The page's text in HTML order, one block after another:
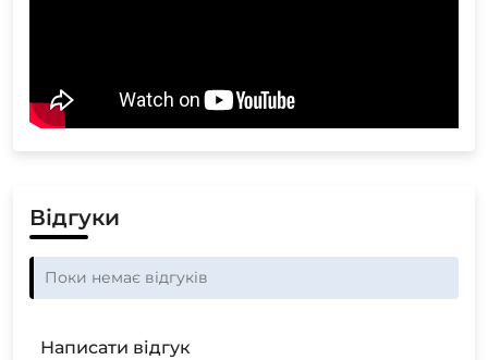
Відгуки
Поки немає відгуків
Написати відгук